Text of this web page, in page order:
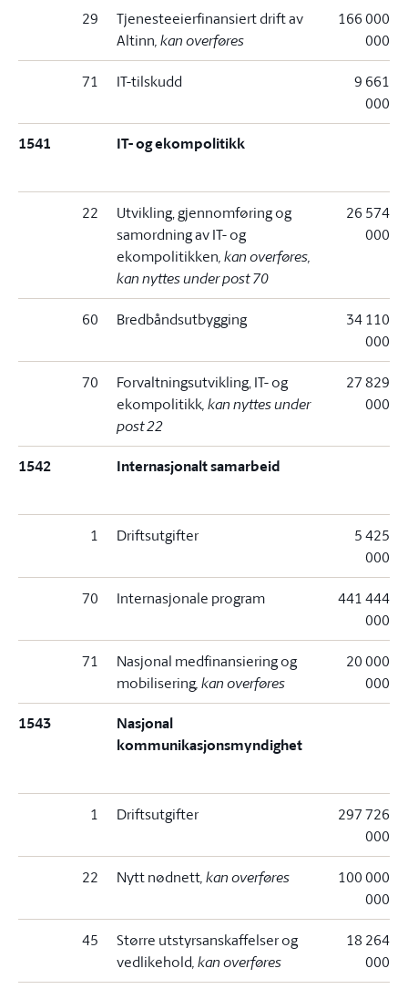
29
Tjenesteeierfinansiert drift av
Altinn, kan overføres
166 000
000
71 IT-tilskudd
9 661
000
1541 IT- og ekompolitikk
22
Utvikling, gjennomføring og
samordning av IT- og
ekompolitikken, kan overføres,
kan nyttes under post 70
26 574
000
60 Bredbåndsutbygging
34 110
000
70
Forvaltningsutvikling, IT- og
ekompolitikk, kan nyttes under
post 22
27 829
000
1542 Internasjonalt samarbeid
1 Driftsutgifter
5 425
000
70 Internasjonale program
441 444
000
71
Nasjonal medfinansiering og
mobilisering, kan overføres
20 000
000
1543
Nasjonal
kommunikasjonsmyndighet
1 Driftsutgifter
297 726
000
22 Nytt nødnett, kan overføres
100 000
000
45
Større utstyrsanskaffelser og
vedlikehold, kan overføres
18 264
000